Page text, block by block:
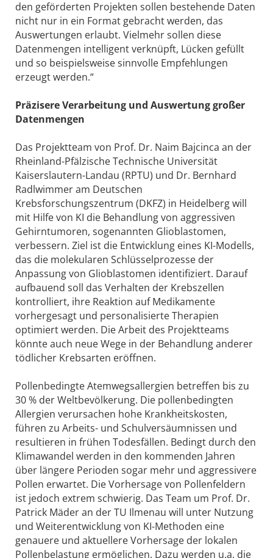
den geförderten Projekten sollen bestehende Daten
nicht nur in ein Format gebracht werden, das
Auswertungen erlaubt. Vielmehr sollen diese
Datenmengen intelligent verknüpft, Lücken gefüllt
und so beispielsweise sinnvolle Empfehlungen
erzeugt werden.“
Präzisere Verarbeitung und Auswertung großer
Datenmengen
Das Projektteam von Prof. Dr. Naim Bajcinca an der
Rheinland-Pfälzische Technische Universität
Kaiserslautern-Landau (RPTU) und Dr. Bernhard
Radlwimmer am Deutschen
Krebsforschungszentrum (DKFZ) in Heidelberg will
mit Hilfe von KI die Behandlung von aggressiven
Gehirntumoren, sogenannten Glioblastomen,
verbessern. Ziel ist die Entwicklung eines KI-Modells,
das die molekularen Schlüsselprozesse der
Anpassung von Glioblastomen identifiziert. Darauf
aufbauend soll das Verhalten der Krebszellen
kontrolliert, ihre Reaktion auf Medikamente
vorhergesagt und personalisierte Therapien
optimiert werden. Die Arbeit des Projektteams
könnte auch neue Wege in der Behandlung anderer
tödlicher Krebsarten eröffnen.
Pollenbedingte Atemwegsallergien betreffen bis zu
30 % der Weltbevölkerung. Die pollenbedingten
Allergien verursachen hohe Krankheitskosten,
führen zu Arbeits- und Schulversäumnissen und
resultieren in frühen Todesfällen. Bedingt durch den
Klimawandel werden in den kommenden Jahren
über längere Perioden sogar mehr und aggressivere
Pollen erwartet. Die Vorhersage von Pollenfeldern
ist jedoch extrem schwierig. Das Team um Prof. Dr.
Patrick Mäder an der TU Ilmenau will unter Nutzung
und Weiterentwicklung von KI-Methoden eine
genauere und aktuellere Vorhersage der lokalen
Pollenbelastung ermöglichen. Dazu werden u.a. die